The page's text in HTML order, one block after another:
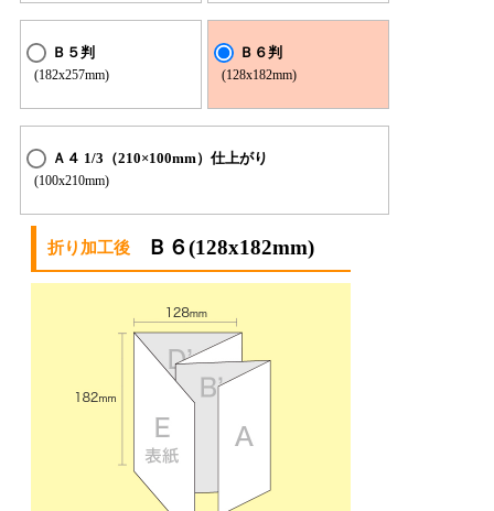
Ｂ５判
(182x257mm)
Ｂ６判
(128x182mm)
Ａ４ 1/3（210×100mm）仕上がり
(100x210mm)
Ｂ６(128x182mm)